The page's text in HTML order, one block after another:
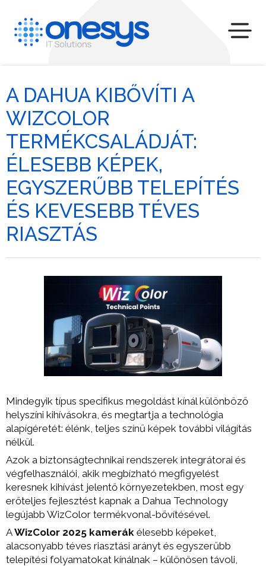
A DAHUA KIBŐVÍTI A
WIZCOLOR
TERMÉKCSALÁDJÁT:
ÉLESEBB KÉPEK,
EGYSZERŰBB TELEPÍTÉS
ÉS KEVESEBB TÉVES
RIASZTÁS
Mindegyik típus specifikus megoldást kínál különböző
helyszíni kihívásokra, és megtartja a technológia
alapígéretét: élénk, teljes színű képek további világítás
nélkül.
Azok a biztonságtechnikai rendszerek integrátorai és
végfelhasználói, akik megbízható megfigyelést
keresnek kihívást jelentő környezetekben, most egy
erőteljes fejlesztést kapnak a Dahua Technology
legújabb WizColor termékvonal-bővítésével.
AWizColor 2025 kamerák élesebb képeket,
alacsonyabb téves riasztási arányt és egyszerűbb
telepítési folyamatokat kínálnak – különösen távoli,